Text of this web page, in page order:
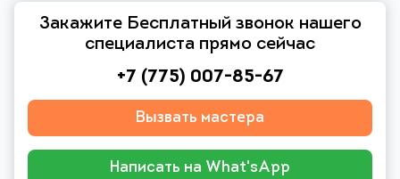
Закажите Бесплатный звонок нашего
специалиста прямо сейчас
+7 (775) 007-85-67
Вызвать мастера
Написать на What'sApp